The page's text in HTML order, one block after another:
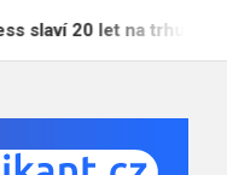
na trhu novou kampaní